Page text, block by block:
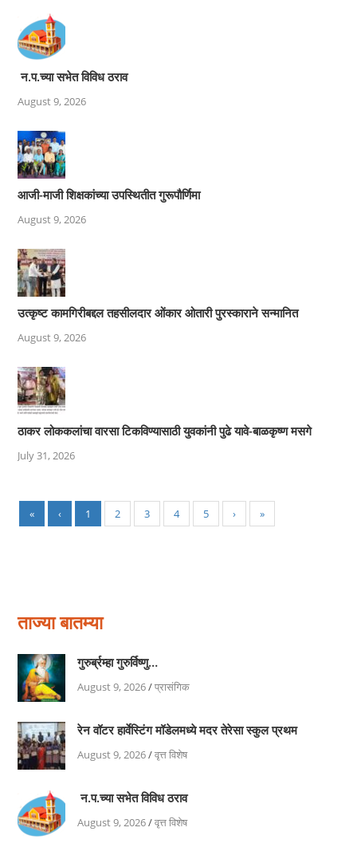
न.प.च्या सभेत विविध ठराव
August 9, 2026
आजी-माजी शिक्षकांच्या उपस्थितीत गुरूपौर्णिमा
August 9, 2026
उत्कृष्ट कामगिरीबद्दल तहसीलदार ओंकार ओतारी पुरस्काराने सन्मानित
August 9, 2026
ठाकर लोककलांचा वारसा टिकविण्यासाठी युवकांनी पुढे यावे-बाळकृष्ण मसगे
July 31, 2026
« ‹ 1 2 3 4 5 › »
ताज्या बातम्या
गुरुर्ब्रम्हा गुरुर्विष्णु…
August 9, 2026/प्रासंगिक
रेन वॉटर हार्वेस्टिंग मॉडेलमध्ये मदर तेरेसा स्कुल प्रथम
August 9, 2026/वृत्त विशेष
न.प.च्या सभेत विविध ठराव
August 9, 2026/वृत्त विशेष